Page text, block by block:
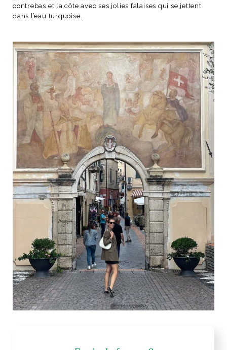
ART ET DESIGN
contrebas et la côte avec ses jolies falaises qui se jettent
dans l’eau turquoise.